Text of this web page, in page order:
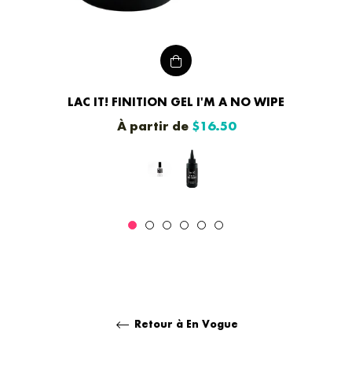
LAC IT! FINITION GEL I'M A NO WIPE
À partir de $16.50
Retour à En Vogue